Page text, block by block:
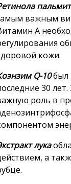
важным
А
кожи.
Q-10был
30
роль в
лука
а